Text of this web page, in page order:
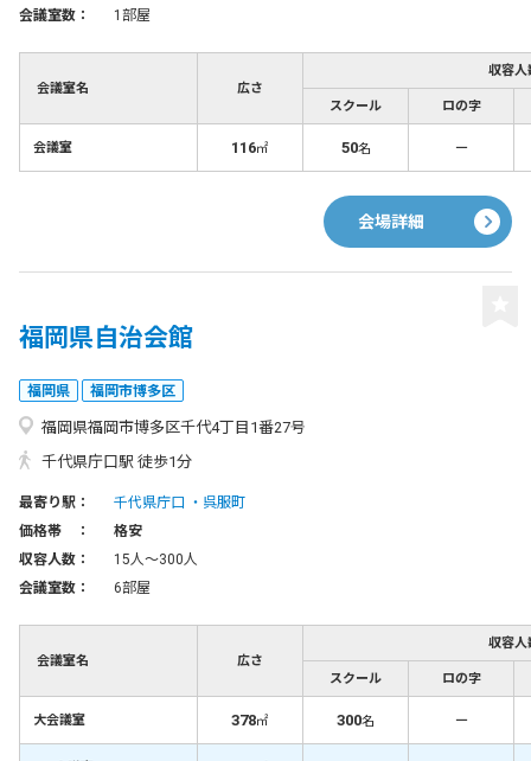
会議室数： 1部屋
会議室名 広さ
収容人
スクール ロの字
会議室 116㎡ 50名 －
会場詳細
福岡県自治会館
福岡県 福岡市博多区
福岡県福岡市博多区千代4丁目1番27号
千代県庁口駅 徒歩1分
最寄り駅： 千代県庁口
呉服町
価格帯 ：
格安
収容人数：
15人〜300人
会議室数：
6部屋
会議室名 広さ
収容人
スクール ロの字
大会議室 378㎡ 300名 －